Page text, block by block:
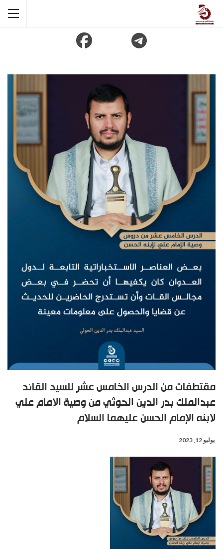
مقتطفات من الدرس الخامس عشر للسيد القائد
عبدالملك بدر الدين الحوثي من وصية الإمام علي
لابنه الإمام الحسن عليهما السلام
يوليو 12, 2023